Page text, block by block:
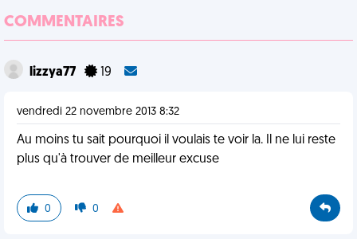
COMMENTAIRES
lizzya77 19
vendredi 22 novembre 2013 8:32
Au moins tu sait pourquoi il voulais te voir la. Il ne lui reste
plus qu'à trouver de meilleur excuse
0 0